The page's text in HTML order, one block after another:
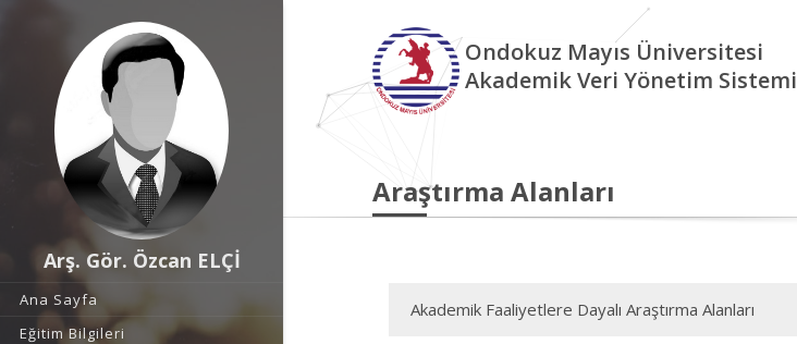
Arş. Gör. Özcan ELÇİ
Ana Sayfa
Eğitim Bilgileri
Ondokuz Mayıs Üniversitesi
Akademik Veri Yönetim Sistemi
Araştırma Alanları
Akademik Faaliyetlere Dayalı Araştırma Alanları